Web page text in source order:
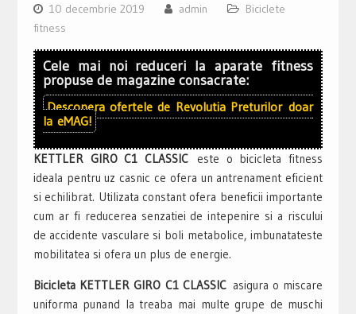
10 decembrie 2019 admin
Biciclete
fitness
Cele mai noi reduceri la aparate fitness
propuse de magazine consacrate:
Descopera ofertele de Revolutia Preturilor doar
la eMAG!
KETTLER GIRO C1 CLASSIC este o bicicleta fitness
ideala pentru uz casnic ce ofera un antrenament eficient
si echilibrat. Utilizata constant ofera beneficii importante
cum ar fi reducerea senzatiei de intepenire si a riscului
de accidente vasculare si boli metabolice, imbunatateste
mobilitatea si ofera un plus de energie.
Bicicleta KETTLER GIRO C1 CLASSIC asigura o miscare
uniforma punand la treaba mai multe grupe de muschi